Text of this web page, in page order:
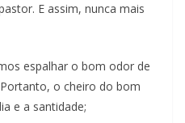
E assim, nunca mais
espalhar o bom odor de
o cheiro do bom
e a santidade;